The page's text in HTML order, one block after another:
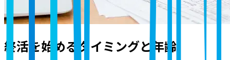
終活を始めるタイミングと年齢